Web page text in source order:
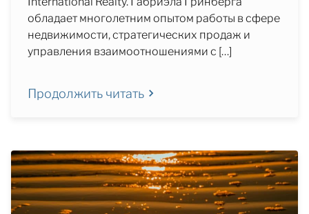
обладает многолетним опытом работы в сфере
недвижимости, стратегических продаж и
управления взаимоотношениями с […]
Продолжить читать